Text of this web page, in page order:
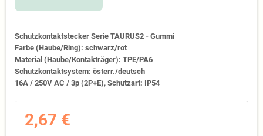
Schutzkontaktstecker Serie TAURUS2 - Gummi
Farbe (Haube/Ring): schwarz/rot
Material (Haube/Kontakträger): TPE/PA6
Schutzkontaktsystem: österr./deutsch
16A / 250V AC / 3p (2P+E), Schutzart: IP54
2,67 €